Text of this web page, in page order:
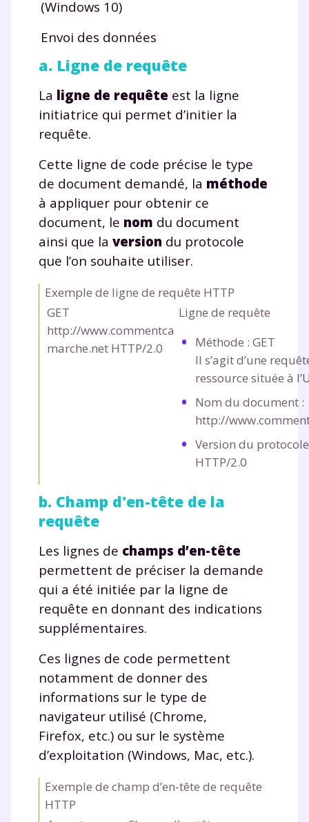
(Windows 10)
Envoi des données
a. Ligne de requête
La ligne de requête est la ligne
initiatrice qui permet d’initier la
requête.
Cette ligne de code précise le type
de document demandé, la méthode
à appliquer pour obtenir ce
document, le nom du document
ainsi que la version du protocole
que l’on souhaite utiliser.
Exemple de ligne de requête HTTP
GET
http://www.commentca
marche.net HTTP/2.0
Ligne de requête
Méthode : GET
Il s’agit d’une
ressource située à
Nom du document :
http://
Version du
HTTP/2.0
b. Champ d'en-tête de la
requête
Les lignes de champs d’en-tête
permettent de préciser la demande
qui a été initiée par la ligne de
requête en donnant des indications
supplémentaires.
Ces lignes de code permettent
notamment de donner des
informations sur le type de
navigateur utilisé (Chrome,
Firefox, etc.) ou sur le système
d’exploitation (Windows, Mac, etc.).
Exemple de champ d’en-tête de requête
HTTP